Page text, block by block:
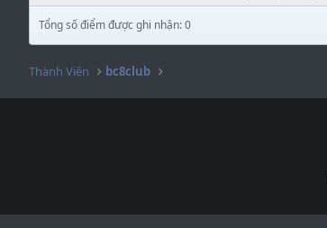
Tổng số điểm được ghi nhận: 0
Thành Viên bc8club